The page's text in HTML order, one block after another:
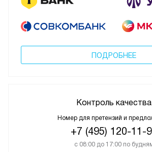
ПОДРОБНЕЕ
Контроль качества
Номер для претензий и
+7 (495) 120-11-
с 08:00 до 17:00 по